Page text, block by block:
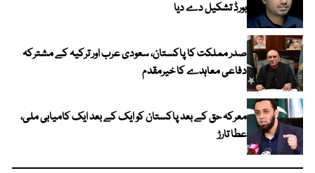
بورڈ تشکیل دے دیا
صدر مملکت کا پاکستان، سعودی عرب اور ترکیہ کے مشترکہ
دفاعی معاہدے کا خیرمقدم
معرکہ حق کے بعد پاکستان کو ایک کے بعد ایک کامیابی ملی،
عطا تارڑ